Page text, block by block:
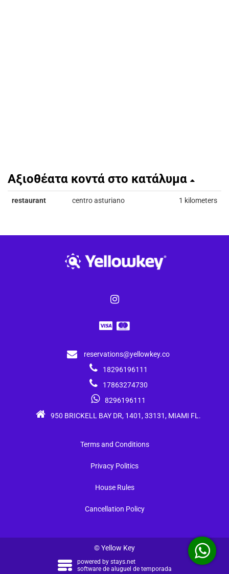
Αξιοθέατα κοντά στο κατάλυμα
restaurant centro asturiano 1 kilometers
reservations@yellowkey.co
18296196111
17863274730
8296196111
950 BRICKELL BAY DR, 1401, 33131, MIAMI FL.
Terms and Conditions
Privacy Politics
House Rules
Cancellation Policy
© Yellow Key
powered by stays.net
software de aluguel de temporada